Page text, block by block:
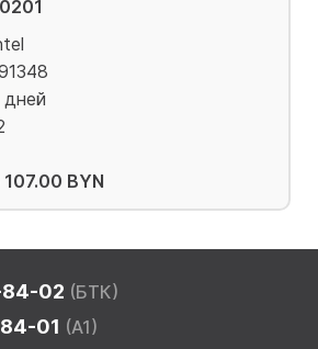
дней
107.00 BYN
84-02 (БТК)
01 (A1)